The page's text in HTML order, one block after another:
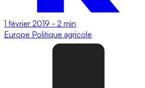
1 février 2019 - 2 min
Europe Politique agricole